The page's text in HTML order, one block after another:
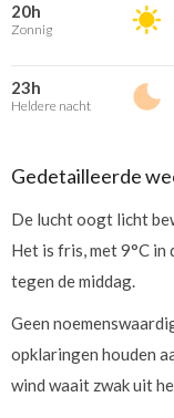
20h
Zonnig
23h
Heldere nacht
Gedetailleerde
De lucht oogt licht
Het is fris, met 9°C in
tegen de middag.
Geen
opklaringen houden
wind waait zwak uit